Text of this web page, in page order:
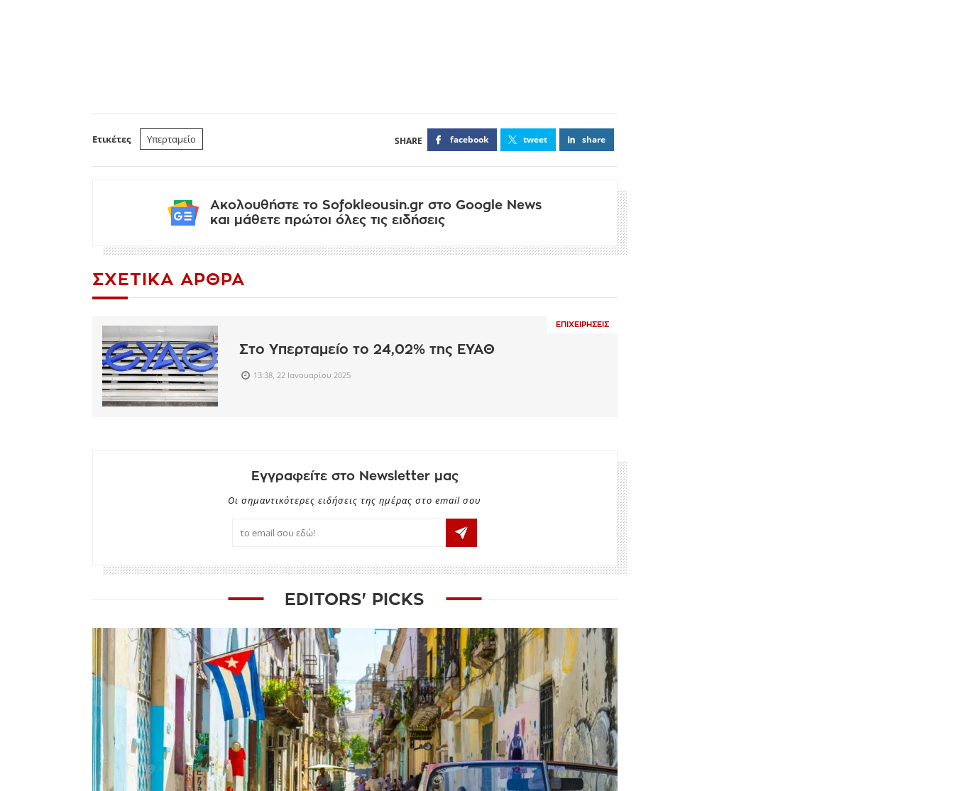
Ετικέτες Υπερταμείο facebook tweet share
Ακολουθήστε το Sofokleousin.gr στο Google News
και μάθετε πρώτοι όλες τις ειδήσεις
ΣΧΕΤΙΚΆ ΆΡΘΡΑ
ΕΠΙΧΕΙΡΉΣΕΙΣ
Στο Υπερταμείο το 24,02% της ΕΥΑΘ
13:38, 22 Ιανουαρίου 2025
Εγγραφείτε στο Newsletter μας
Οι σημαντικότερες ειδήσεις της ημέρας στο email σου
EDITORS' PICKS